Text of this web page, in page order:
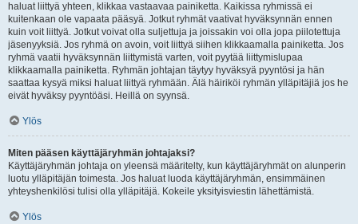
haluat liittyä yhteen, klikkaa vastaavaa painiketta. Kaikissa ryhmissä ei
kuitenkaan ole vapaata pääsyä. Jotkut ryhmät vaativat hyväksynnän ennen
kuin voit liittyä. Jotkut voivat olla suljettuja ja joissakin voi olla jopa piilotettuja
jäsenyyksiä. Jos ryhmä on avoin, voit liittyä siihen klikkaamalla painiketta. Jos
ryhmä vaatii hyväksynnän liittymistä varten, voit pyytää liittymislupaa
klikkaamalla painiketta. Ryhmän johtajan täytyy hyväksyä pyyntösi ja hän
saattaa kysyä miksi haluat liittyä ryhmään. Älä häiriköi ryhmän ylläpitäjiä jos he
eivät hyväksy pyyntöäsi. Heillä on syynsä.
Ylös
Miten pääsen käyttäjäryhmän johtajaksi?
Käyttäjäryhmän johtaja on yleensä määritelty, kun käyttäjäryhmät on alunperin
luotu ylläpitäjän toimesta. Jos haluat luoda käyttäjäryhmän, ensimmäinen
yhteyshenkilösi tulisi olla ylläpitäjä. Kokeile yksityisviestin lähettämistä.
Ylös